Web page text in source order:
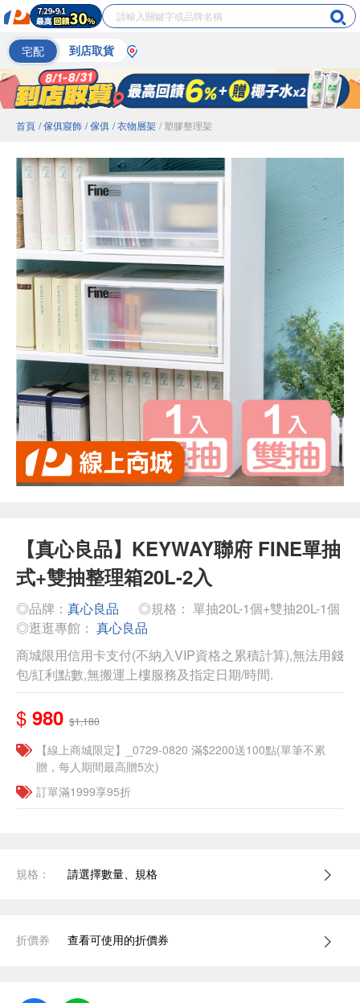
宅配 到店取貨
首頁 / 傢俱寢飾 / 傢俱 / 衣物層架 / 塑膠整理架
【真心良品】KEYWAY聯府 FINE單抽
式+雙抽整理箱20L-2入
◎品牌： 真心良品
◎規格： 單抽20L-1個+雙抽20L-1個
◎逛逛專館： 真心良品
商城限用信用卡支付(不納入VIP資格之累積計算),無法用錢
包/紅利點數,無搬運上樓服務及指定日期/時間.
$ 980 $1,180
【線上商城限定】_0729-0820 滿$2200送100點(單筆不累
贈，每人期間最高贈5次)
訂單滿1999享95折
規格： 請選擇數量、規格
折價券 查看可使用的折價券